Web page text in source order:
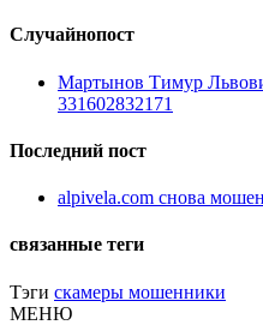
Случайнопост
Мартынов Тимур
331602832171
Последний пост
alpivela.com снова
связанные теги
Тэги скамеры мошенники
МЕНЮ